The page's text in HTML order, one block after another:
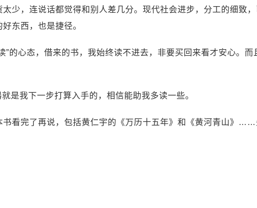
少，连说话都觉得和别人差几分。现代社会进步，分工的细致
东西，也是捷径。
”的心态，借来的书，我始终读不进去，非要买回来看才安心。
是我下一步打算入手的，相信能助我多读一些。
看完了再说，包括黄仁宇的《万历十五年》和《黄河青山》……